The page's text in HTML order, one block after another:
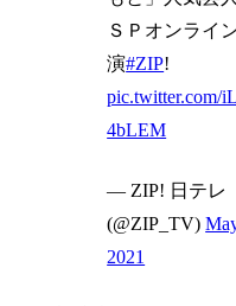
ＳＰオンライ
演#ZIP!
pic.twitter.com/
4bLEM
— ZIP! 日テレ
(@ZIP_TV)
2021